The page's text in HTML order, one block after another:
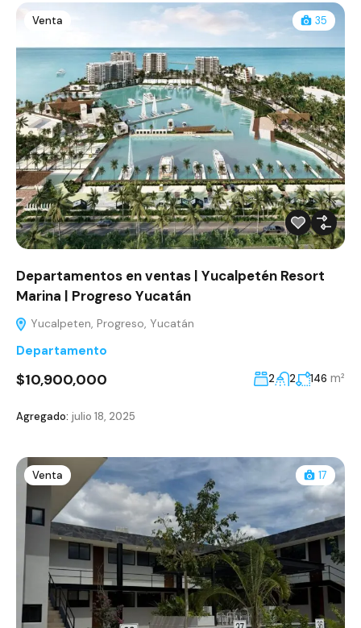
Venta 35
Departamentos en ventas | Yucalpetén Resort
Marina | Progreso Yucatán
Yucalpeten, Progreso, Yucatán
Departamento
$10,900,000 2 2 146 m²
Agregado: julio 18, 2025
Venta 17